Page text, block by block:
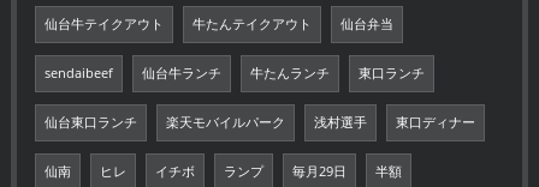
仙台牛テイクアウト 牛たんテイクアウト 仙台弁当
sendaibeef 仙台牛ランチ 牛たんランチ 東口ランチ
仙台東口ランチ 楽天モバイルパーク 浅村選手 東口ディナー
仙南 ヒレ イチボ ランプ 毎月29日 半額